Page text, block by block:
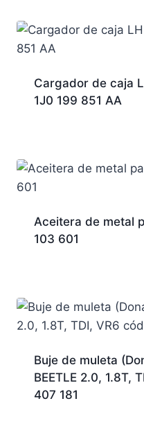
Cargador de caja
1J0 199 851 AA
Aceitera de metal
103 601
Buje de muleta
BEETLE 2.0, 1.8T,
407 181